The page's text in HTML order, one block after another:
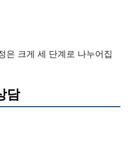
은 크게 세 단계로 나누어집
담